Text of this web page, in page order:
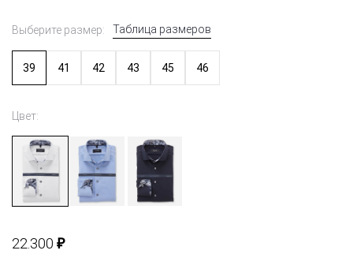
Выберите размер: Таблица размеров
39 41 42 43 45 46
Цвет:
22.300 ₽